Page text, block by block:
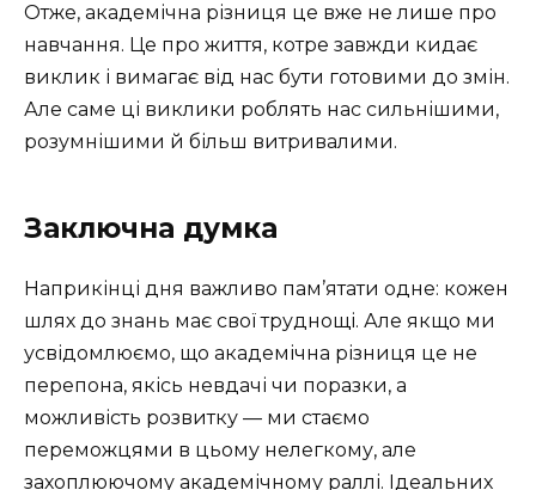
Отже, академічна різниця це вже не лише про
навчання. Це про життя, котре завжди кидає
виклик і вимагає від нас бути готовими до змін.
Але саме ці виклики роблять нас сильнішими,
розумнішими й більш витривалими.
Заключна думка
Наприкінці дня важливо пам’ятати одне: кожен
шлях до знань має свої труднощі. Але якщо ми
усвідомлюємо, що академічна різниця це не
перепона, якісь невдачі чи поразки, а
можливість розвитку — ми стаємо
переможцями в цьому нелегкому, але
захоплюючому академічному раллі. Ідеальних